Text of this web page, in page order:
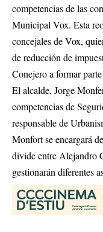
competencias de las
Municipal Vox. Esta
concejales de Vox,
de reducción de
Conejero a formar
El alcalde, Jorge
competencias de
responsable de
Monfort se encargará
divide entre Alejandro
gestionarán diferentes